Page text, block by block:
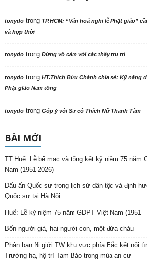
tonydo trong TP.HCM: “Văn hoá nghi lễ Phật giáo”
và hợp thời
tonydo trong Đừng vô cảm với các thầy trụ trì
tonydo trong HT.Thích Bửu Chánh chia sẻ: Kỹ năng
Phật giáo Nam tông
tonydo trong Góp ý với Sư cô Thích Nữ Thanh Tâm
BÀI MỚI
TT.Huế: Lễ bế mạc và tổng kết kỷ niệm 75 năm
Nam (1951-2026)
Dấu ấn Quốc sư trong lịch sử dân tộc và định
Quốc sư tại Hà Nội
Huế: Lễ kỷ niệm 75 năm GĐPT Việt Nam (1951
Bốn người già, hai người con, một đứa cháu
Phân ban Ni giới TW khu vực phía Bắc kết nối
Trường hạ, hộ trì Tam Bảo trong mùa an cư